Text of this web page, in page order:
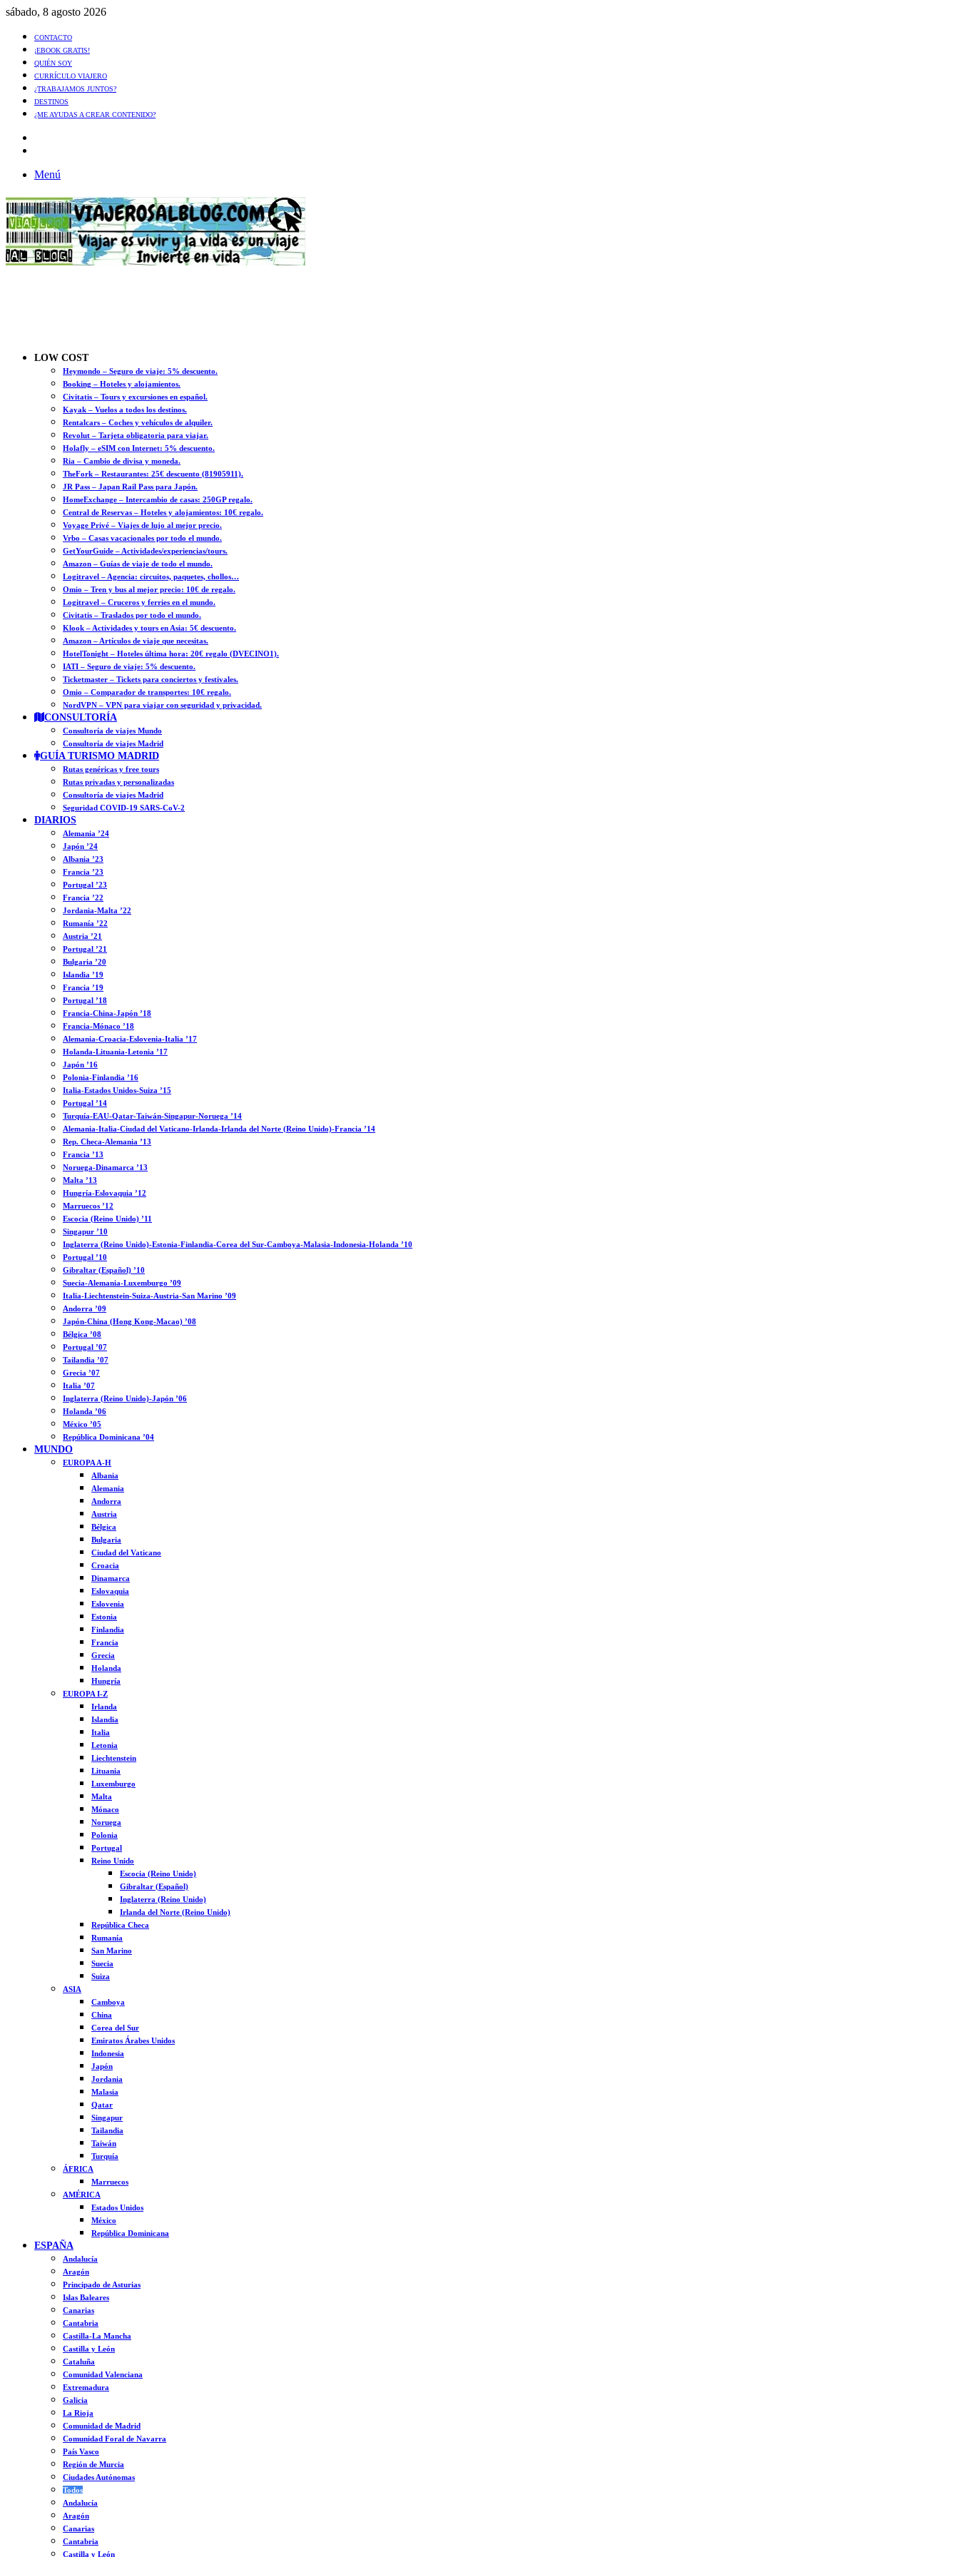
sábado, 8 agosto 2026
CONTACTO
¡EBOOK GRATIS!
QUIÉN SOY
CURRÍCULO VIAJERO
¿TRABAJAMOS JUNTOS?
DESTINOS
¿ME AYUDAS A CREAR CONTENIDO?
Menú
LOW COST
Heymondo – Seguro de viaje: 5% descuento.
Booking – Hoteles y alojamientos.
Civitatis – Tours y excursiones en español.
Kayak – Vuelos a todos los destinos.
Rentalcars – Coches y vehículos de alquiler.
Revolut – Tarjeta obligatoria para viajar.
Holafly – eSIM con Internet: 5% descuento.
Ria – Cambio de divisa y moneda.
TheFork – Restaurantes: 25€ descuento (81905911).
JR Pass – Japan Rail Pass para Japón.
HomeExchange – Intercambio de casas: 250GP regalo.
Central de Reservas – Hoteles y alojamientos: 10€ regalo.
Voyage Privé – Viajes de lujo al mejor precio.
Vrbo – Casas vacacionales por todo el mundo.
GetYourGuide – Actividades/experiencias/tours.
Amazon – Guías de viaje de todo el mundo.
Logitravel – Agencia: circuitos, paquetes, chollos…
Omio – Tren y bus al mejor precio: 10€ de regalo.
Logitravel – Cruceros y ferries en el mundo.
Civitatis – Traslados por todo el mundo.
Klook – Actividades y tours en Asia: 5€ descuento.
Amazon – Artículos de viaje que necesitas.
HotelTonight – Hoteles última hora: 20€ regalo (DVECINO1).
IATI – Seguro de viaje: 5% descuento.
Ticketmaster – Tickets para conciertos y festivales.
Omio – Comparador de transportes: 10€ regalo.
NordVPN – VPN para viajar con seguridad y privacidad.
CONSULTORÍA
Consultoría de viajes Mundo
Consultoría de viajes Madrid
GUÍA TURISMO MADRID
Rutas genéricas y free tours
Rutas privadas y personalizadas
Consultoría de viajes Madrid
Seguridad COVID-19 SARS-CoV-2
DIARIOS
Alemania ’24
Japón ’24
Albania ’23
Francia ’23
Portugal ’23
Francia ’22
Jordania-Malta ’22
Rumanía ’22
Austria ’21
Portugal ’21
Bulgaria ’20
Islandia ’19
Francia ’19
Portugal ’18
Francia-China-Japón ’18
Francia-Mónaco ’18
Alemania-Croacia-Eslovenia-Italia ’17
Holanda-Lituania-Letonia ’17
Japón ’16
Polonia-Finlandia ’16
Italia-Estados Unidos-Suiza ’15
Portugal ’14
Turquía-EAU-Qatar-Taiwán-Singapur-Noruega ’14
Alemania-Italia-Ciudad del Vaticano-Irlanda-Irlanda del Norte (Reino Unido)-Francia ’14
Rep. Checa-Alemania ’13
Francia ’13
Noruega-Dinamarca ’13
Malta ’13
Hungría-Eslovaquia ’12
Marruecos ’12
Escocia (Reino Unido) ’11
Singapur ’10
Inglaterra (Reino Unido)-Estonia-Finlandia-Corea del Sur-Camboya-Malasia-Indonesia-Holanda ’10
Portugal ’10
Gibraltar (Español) ’10
Suecia-Alemania-Luxemburgo ’09
Italia-Liechtenstein-Suiza-Austria-San Marino ’09
Andorra ’09
Japón-China (Hong Kong-Macao) ’08
Bélgica ’08
Portugal ’07
Tailandia ’07
Grecia ’07
Italia ’07
Inglaterra (Reino Unido)-Japón ’06
Holanda ’06
México ’05
República Dominicana ’04
MUNDO
EUROPA A-H
Albania
Alemania
Andorra
Austria
Bélgica
Bulgaria
Ciudad del Vaticano
Croacia
Dinamarca
Eslovaquia
Eslovenia
Estonia
Finlandia
Francia
Grecia
Holanda
Hungría
EUROPA I-Z
Irlanda
Islandia
Italia
Letonia
Liechtenstein
Lituania
Luxemburgo
Malta
Mónaco
Noruega
Polonia
Portugal
Reino Unido
Escocia (Reino Unido)
Gibraltar (Español)
Inglaterra (Reino Unido)
Irlanda del Norte (Reino Unido)
República Checa
Rumanía
San Marino
Suecia
Suiza
ASIA
Camboya
China
Corea del Sur
Emiratos Árabes Unidos
Indonesia
Japón
Jordania
Malasia
Qatar
Singapur
Tailandia
Taiwán
Turquía
ÁFRICA
Marruecos
AMÉRICA
Estados Unidos
México
República Dominicana
ESPAÑA
Andalucía
Aragón
Principado de Asturias
Islas Baleares
Canarias
Cantabria
Castilla-La Mancha
Castilla y León
Cataluña
Comunidad Valenciana
Extremadura
Galicia
La Rioja
Comunidad de Madrid
Comunidad Foral de Navarra
País Vasco
Región de Murcia
Ciudades Autónomas
Todos
Andalucía
Aragón
Canarias
Cantabria
Castilla y León